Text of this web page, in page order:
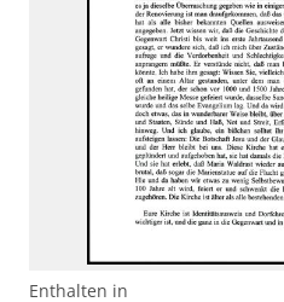
Enthalten in